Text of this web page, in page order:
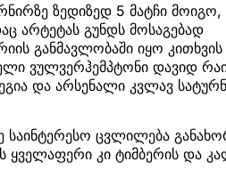
ზედიზედ 5 მატჩი მოიგო,
არტეტას გუნდს მოსაგებად
განმავლობაში იყო კითხვის
ვულვერჰემპტონი დავიდ
და არსენალი კვლავ
საინტერესო ცვლილება
ყველაფერი კი ტიმბერის და